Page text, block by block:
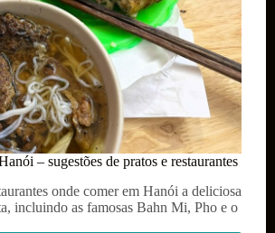
– sugestões de pratos e restaurantes
onde comer em Hanói a deliciosa
incluindo as famosas Bahn Mi, Pho e o